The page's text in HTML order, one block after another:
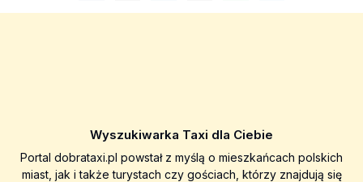
Wyszukiwarka Taxi dla Ciebie
Portal dobrataxi.pl powstał z myślą o mieszkańcach polskich
miast, jak i także turystach czy gościach, którzy znajdują się